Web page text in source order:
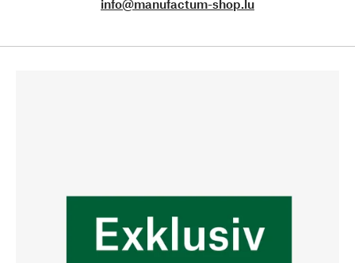
info@manufactum-shop.lu